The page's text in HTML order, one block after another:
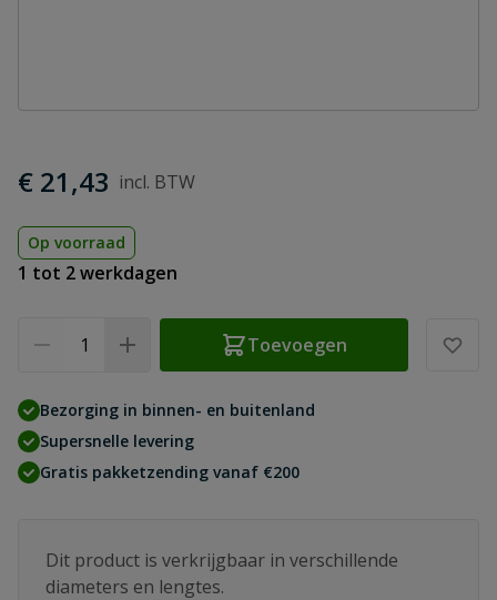
€ 21,43
Op voorraad
1 tot 2 werkdagen
Toevoegen
Bezorging in binnen- en buitenland
Supersnelle levering
Gratis pakketzending vanaf €200
Dit product is verkrijgbaar in verschillende
diameters en lengtes.